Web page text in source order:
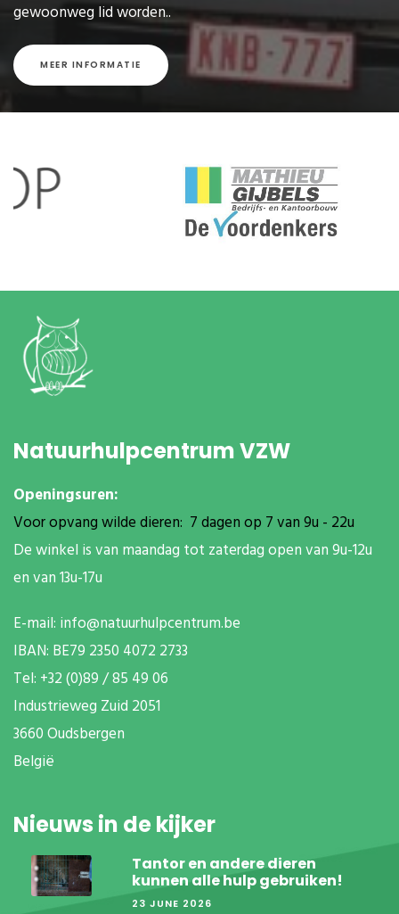
gewoonweg lid worden..
MEER INFORMATIE
Natuurhulpcentrum VZW
Openingsuren:
Voor opvang wilde dieren: 7 dagen op 7 van 9u - 22u
De winkel is van maandag tot zaterdag open van 9u-12u
en van 13u-17u
E-mail: info@natuurhulpcentrum.be
IBAN: BE79 2350 4072 2733
Tel: +32 (0)89 / 85 49 06
Industrieweg Zuid 2051
3660 Oudsbergen
België
Nieuws in de kijker
Tantor en andere dieren
kunnen alle hulp gebruiken!
23 JUNE 2026